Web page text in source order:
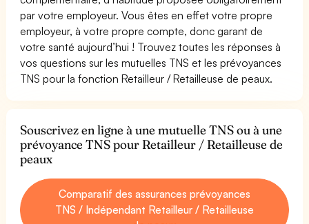
par votre employeur. Vous êtes en effet votre propre
employeur, à votre propre compte, donc garant de
votre santé aujourd’hui ! Trouvez toutes les réponses à
vos questions sur les mutuelles TNS et les prévoyances
TNS pour la fonction Retailleur / Retailleuse de peaux.
Souscrivez en ligne à une mutuelle TNS ou à une
prévoyance TNS pour Retailleur / Retailleuse de
peaux
Comparatif des assurances prévoyances
TNS / Indépendant Retailleur / Retailleuse